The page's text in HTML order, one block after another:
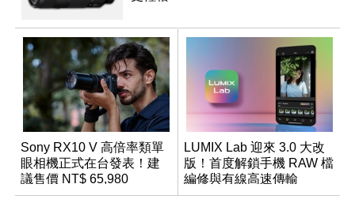
Sony RX10 V 高倍率類單
眼相機正式在台發表！建
議售價 NT$ 65,980
LUMIX Lab 迎來 3.0 大改
版！首度解鎖手機 RAW 檔
編修與有線高速傳輸